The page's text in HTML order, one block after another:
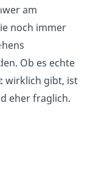
am
noch immer
Ob es echte
wirklich gibt, ist
eher fraglich.